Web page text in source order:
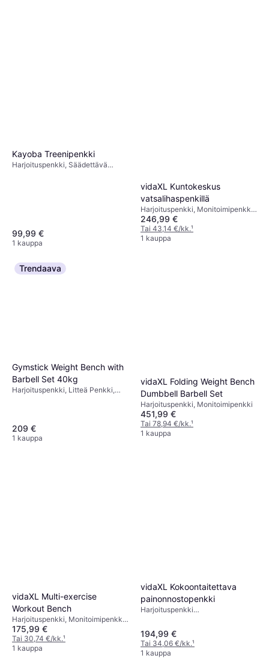
Kayoba Treenipenkki
Harjoituspenkki, Säädettävä
99,99 €
1 kauppa
vidaXL Kuntokeskus
vatsalihaspenkillä
Harjoituspenkki, Monitoimipenkki,
Kuormituskapasiteetti (maks) 150
kg
246,99 €
Tai 43,14 €/kk.¹
1 kauppa
Trendaava
Gymstick Weight Bench with
Barbell Set 40kg
Harjoituspenkki, Litteä Penkki,
209 €
1 kauppa
vidaXL Folding Weight Bench
Dumbbell Barbell Set
Harjoituspenkki, Monitoimipenkki
451,99 €
Tai 78,94 €/kk.¹
1 kauppa
vidaXL Multi-exercise
Workout Bench
Harjoituspenkki, Monitoimipenkki,
Kuormituskapasiteetti (maks) 100
kg
175,99 €
Tai 30,74 €/kk.¹
1 kauppa
vidaXL Kokoontaitettava
painonnostopenkki
Harjoituspenkki
Monitoimipenkki
194,99 €
Tai 34,06 €/kk.¹
1 kauppa